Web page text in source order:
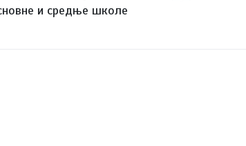
и средње школе